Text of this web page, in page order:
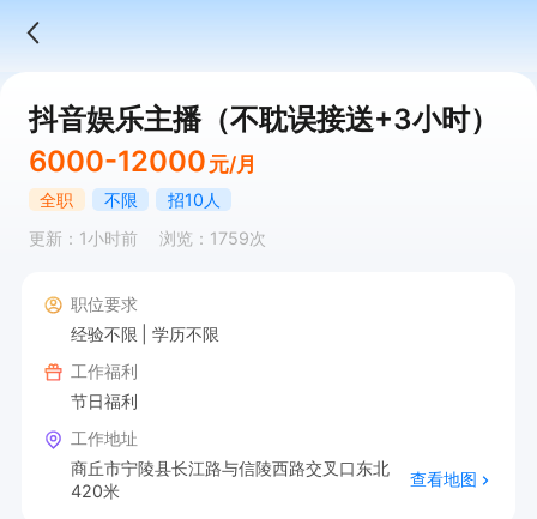
抖音娱乐主播（不耽误接送+3小时）
6000-12000 元/月
全职 不限
招10人
更新：1小时前
浏览：1759次
职位要求
经验不限
学历不限
工作福利
节日福利
工作地址
商丘市宁陵县长江路与信陵西路交叉口东北
420米
查看地图